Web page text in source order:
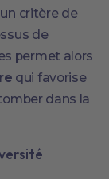
critère de
de
permet alors
qui favorise
dans la